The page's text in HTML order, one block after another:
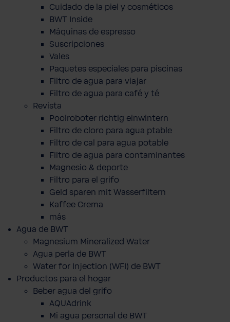
Cuidado de la piel y cosméticos
BWT Inside
Máquinas de espresso
Suscripciones
Vales
Paquetes especiales para piscinas
Filtro de agua para viajar
Filtro de agua para café y té
Revista
Poolroboter richtig einwintern
Filtro de cloro para agua ptable
Filtro de cal para agua potable
Filtro de agua para contaminantes
Magnesio & deporte
Filtro para el grifo
Geld sparen mit Wasserfiltern
Kaffee Crema
más
Agua de BWT
Magnesium Mineralized Water
Agua perla de BWT
Water for Injection (WFI) de BWT
Productos para el hogar
Beber agua del grifo
AQUAdrink
Mi agua personal de BWT